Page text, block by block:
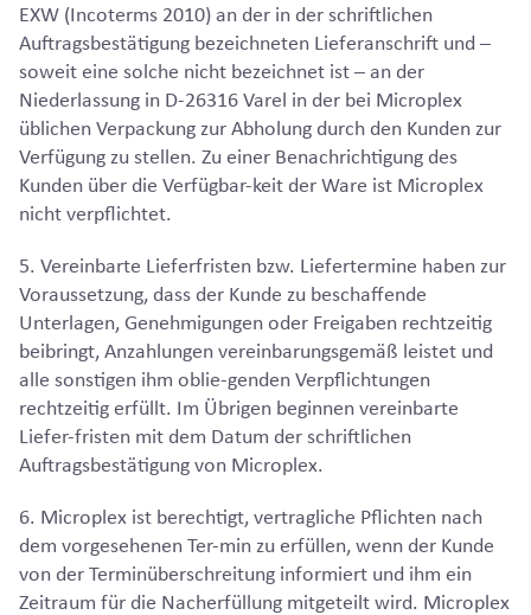
EXW (Incoterms 2010) an der in der schriftlichen
Auftragsbestätigung bezeichneten Lieferanschrift und –
soweit eine solche nicht bezeichnet ist – an der
Niederlassung in D-26316 Varel in der bei Microplex
üblichen Verpackung zur Abholung durch den Kunden zur
Verfügung zu stellen. Zu einer Benachrichtigung des
Kunden über die Verfügbar-keit der Ware ist Microplex
nicht verpflichtet.
5. Vereinbarte Lieferfristen bzw. Liefertermine haben zur
Voraussetzung, dass der Kunde zu beschaffende
Unterlagen, Genehmigungen oder Freigaben rechtzeitig
beibringt, Anzahlungen vereinbarungsgemäß leistet und
alle sonstigen ihm oblie-genden Verpflichtungen
rechtzeitig erfüllt. Im Übrigen beginnen vereinbarte
Liefer-fristen mit dem Datum der schriftlichen
Auftragsbestätigung von Microplex.
6. Microplex ist berechtigt, vertragliche Pflichten nach
dem vorgesehenen Ter-min zu erfüllen, wenn der Kunde
von der Terminüberschreitung informiert und ihm ein
Zeitraum für die Nacherfüllung mitgeteilt wird. Microplex